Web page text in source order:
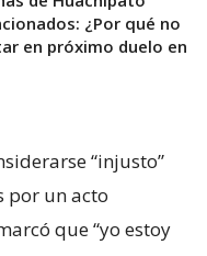
¿Por qué no
en próximo duelo en
“injusto”
por un acto
que “yo estoy